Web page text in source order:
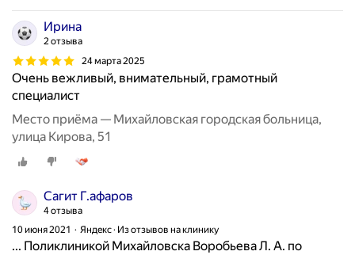
Ирина
2 отзыва
24 марта 2025
Очень вежливый, внимательный, грамотный
специалист
Место приёма — Михайловская городская больница,
улица Кирова, 51
Сагит Г.афаров
4 отзыва
10 июня 2021
Яндекс · Из отзывов на клинику
... Поликлиникой Михайловска Воробьева Л. А. по